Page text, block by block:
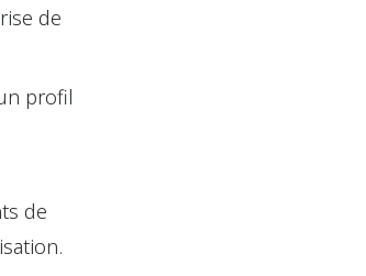
de
profil
de